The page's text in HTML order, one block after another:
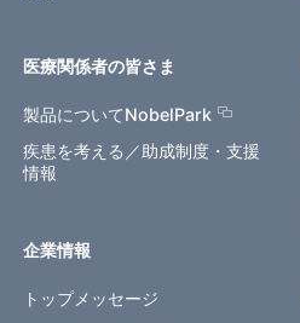
医療関係者の皆さま
製品についてNobelPark
疾患を考える／助成制度・支援
情報
企業情報
トップメッセージ